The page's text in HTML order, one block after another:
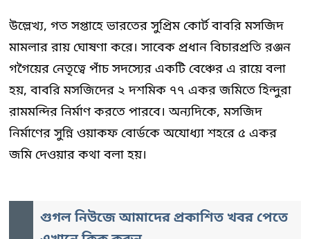
উল্লেখ্য, গত সপ্তাহে ভারতের সুপ্রিম কোর্ট বাবরি মসজিদ
মামলার রায় ঘোষণা করে। সাবেক প্রধান বিচারপ্রতি রঞ্জন
গগৈয়ের নেতৃত্বে পাঁচ সদস্যের একটি বেঞ্চের এ রায়ে বলা
হয়, বাবরি মসজিদের ২ দশমিক ৭৭ একর জমিতে হিন্দুরা
রামমন্দির নির্মাণ করতে পারবে। অন্যদিকে, মসজিদ
নির্মাণের সুন্নি ওয়াকফ বোর্ডকে অযোধ্যা শহরে ৫ একর
জমি দেওয়ার কথা বলা হয়।
গুগল নিউজে আমাদের প্রকাশিত খবর পেতে